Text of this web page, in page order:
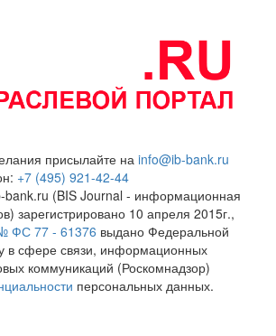
присылайте на info@ib-bank.ru
+7 (495) 921-42-44
bank.ru (BIS Journal - информационная
зарегистрировано 10 апреля 2015г.,
ФС 77 - 61376 выдано Федеральной
в сфере связи, информационных
коммуникаций (Роскомнадзор)
персональных данных.